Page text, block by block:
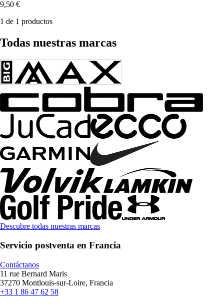
9,50 €
1 de 1 productos
Todas nuestras marcas
Descubre todas nuestras marcas
Servicio postventa en Francia
Contáctanos
11 rue Bernard Maris
37270 Montlouis-sur-Loire, Francia
+33 1 86 47 62 58